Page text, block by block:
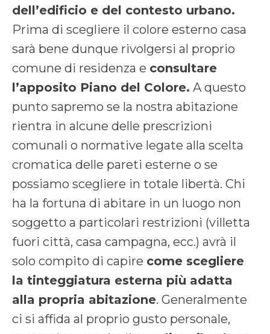
dell’edificio e del contesto urbano.
Prima di scegliere il colore esterno casa
sarà bene dunque rivolgersi al proprio
comune di residenza e consultare
l’apposito Piano del Colore. A questo
punto sapremo se la nostra abitazione
rientra in alcune delle prescrizioni
comunali o normative legate alla scelta
cromatica delle pareti esterne o se
possiamo scegliere in totale libertà. Chi
ha la fortuna di abitare in un luogo non
soggetto a particolari restrizioni (villetta
fuori città, casa campagna, ecc.) avrà il
solo compito di capire come scegliere
la tinteggiatura esterna più adatta
alla propria abitazione. Generalmente
ci si affida al proprio gusto personale,